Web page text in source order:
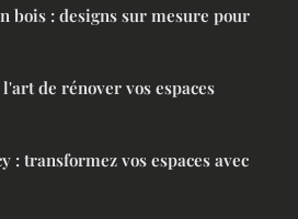
bois : designs sur mesure pour
de rénover vos espaces
: transformez vos espaces avec